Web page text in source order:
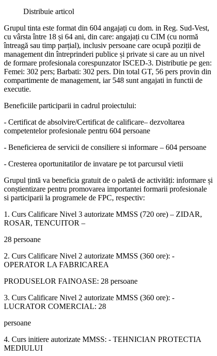
Distribuie articol
Grupul tinta este format din 604 angajați cu dom. in Reg. Sud-Vest,
cu vârsta între 18 și 64 ani, din care: angajați cu CIM (cu normă
întreagă sau timp parțial), inclusiv persoane care ocupă poziții de
management din întreprinderi publice și private si care au un nivel
de formare profesionala corespunzator ISCED-3. Distributie pe gen:
Femei: 302 pers; Barbati: 302 pers. Din total GT, 56 pers provin din
compartimente de management, iar 548 sunt angajati in functii de
executie.
Beneficiile participarii in cadrul proiectului:
- Certificat de absolvire/Certificat de calificare– dezvoltarea
competentelor profesionale pentru 604 persoane
- Beneficierea de servicii de consiliere si informare – 604 persoane
- Cresterea oportunitatilor de invatare pe tot parcursul vietii
Grupul țintă va beneficia gratuit de o paletă de activități: informare și
conștientizare pentru promovarea importantei formarii profesionale
si participarii la programele de FPC, respectiv:
1. Curs Calificare Nivel 3 autorizate MMSS (720 ore) – ZIDAR,
ROSAR, TENCUITOR –
28 persoane
2. Curs Calificare Nivel 2 autorizate MMSS (360 ore): -
OPERATOR LA FABRICAREA
PRODUSELOR FAINOASE: 28 persoane
3. Curs Calificare Nivel 2 autorizate MMSS (360 ore): -
LUCRATOR COMERCIAL: 28
persoane
4. Curs initiere autorizate MMSS: - TEHNICIAN PROTECTIA
MEDIULUI